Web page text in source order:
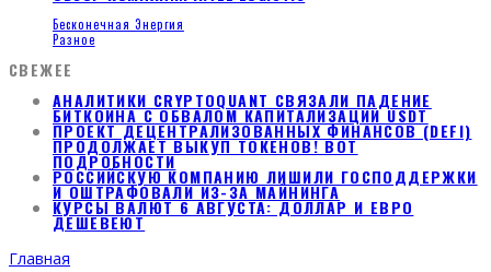
Бесконечная Энергия
Разное
СВЕЖЕЕ
АНАЛИТИКИ CRYPTOQUANT СВЯЗАЛИ ПАДЕНИЕ
БИТКОИНА С ОБВАЛОМ КАПИТАЛИЗАЦИИ USDT
ПРОЕКТ ДЕЦЕНТРАЛИЗОВАННЫХ ФИНАНСОВ (DEFI)
ПРОДОЛЖАЕТ ВЫКУП ТОКЕНОВ! ВОТ
ПОДРОБНОСТИ
РОССИЙСКУЮ КОМПАНИЮ ЛИШИЛИ ГОСПОДДЕРЖКИ
И ОШТРАФОВАЛИ ИЗ-ЗА МАЙНИНГА
КУРСЫ ВАЛЮТ 6 АВГУСТА: ДОЛЛАР И ЕВРО
ДЕШЕВЕЮТ
Главная